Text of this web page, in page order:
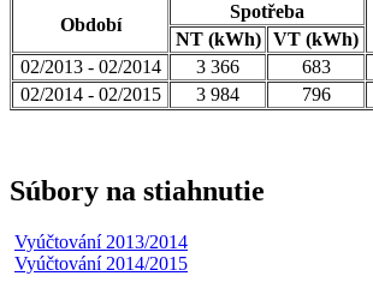
Období
Spotřeba
NT (kWh)
VT (kWh)
02/2013 - 02/2014
3 366 683
02/2014 - 02/2015
3 984 796
Súbory na stiahnutie
Vyúčtování 2013/2014
Vyúčtování 2014/2015